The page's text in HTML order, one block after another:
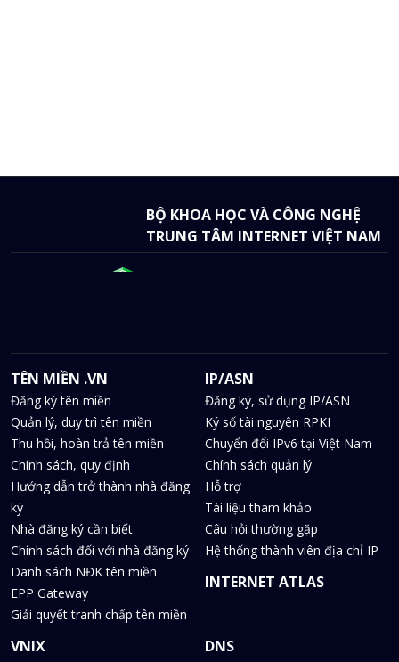
BỘ KHOA HỌC VÀ CÔNG NGHỆ
TRUNG TÂM INTERNET VIỆT NAM
TÊN MIỀN .VN
Đăng ký tên miền
Quản lý, duy trì tên miền
Thu hồi, hoàn trả tên miền
Chính sách, quy định
Hướng dẫn trở thành nhà đăng
ký
Nhà đăng ký cần biết
Chính sách đối với nhà đăng ký
Danh sách NĐK tên miền
EPP Gateway
Giải quyết tranh chấp tên miền
IP/ASN
Đăng ký, sử dụng IP/ASN
Ký số tài nguyên RPKI
Chuyển đổi IPv6 tại Việt Nam
Chính sách quản lý
Hỗ trợ
Tài liệu tham khảo
Câu hỏi thường gặp
Hệ thống thành viên địa chỉ IP
INTERNET ATLAS
VNIX DNS